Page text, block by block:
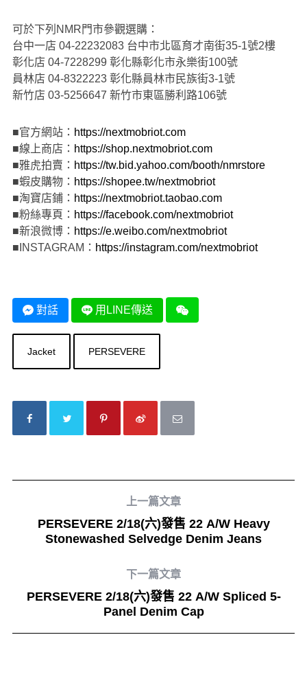
可於下列NMR門市參觀選購：
台中一店 04-22232083 台中市北區育才南街35-1號2樓
彰化店 04-7228299 彰化縣彰化市永樂街100號
員林店 04-8322223 彰化縣員林市民族街3-1號
新竹店 03-5256647 新竹市東區勝利路106號
■官方網站： https://nextmobriot.com
■線上商店： https://shop.nextmobriot.com
■雅虎拍賣： https://tw.bid.yahoo.com/booth/nmrstore
■蝦皮購物： https://shopee.tw/nextmobriot
■淘寶店鋪： https://nextmobriot.taobao.com
■粉絲專頁： https://facebook.com/nextmobriot
■新浪微博： https://e.weibo.com/nextmobriot
■INSTAGRAM： https://instagram.com/nextmobriot
對話 用LINE傳送
Jacket PERSEVERE
上一篇文章
PERSEVERE 2/18(六)發售 22 A/W Heavy
Stonewashed Selvedge Denim Jeans
下一篇文章
PERSEVERE 2/18(六)發售 22 A/W Spliced 5-
Panel Denim Cap